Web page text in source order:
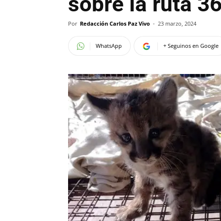
Por Redacción Carlos Paz Vivo - 23 marzo, 2024
WhatsApp + Seguinos en Google